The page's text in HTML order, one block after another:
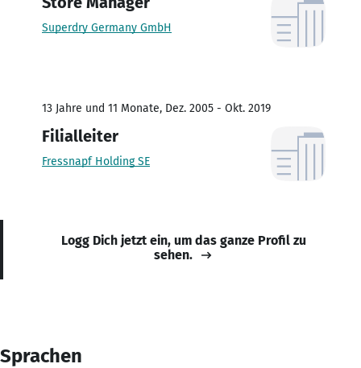
Superdry Germany GmbH
13 Jahre und 11 Monate, Dez. 2005 - Okt. 2019
Filialleiter
Fressnapf Holding SE
Logg Dich jetzt ein, um das ganze Profil zu
sehen.
Sprachen